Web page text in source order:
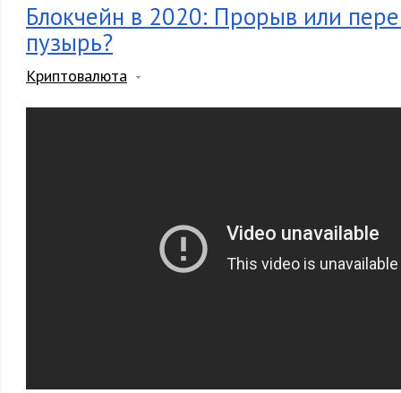
Блокчейн в 2020: Прорыв или
пузырь?
Криптовалюта